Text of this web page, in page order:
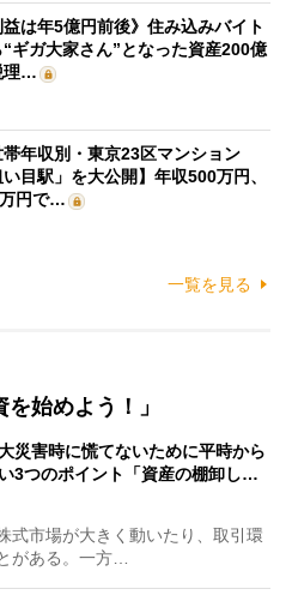
益は年5億円前後》住み込みバイト
“ギガ大家さん”となった資産200億
理…
帯年収別・東京23区マンション
い目駅」を大公開】年収500万円、
円で…
一覧を見る
始めよう！」
災害時に慌てないために平時から
3つのポイント「資産の棚卸し…
市場が大きく動いたり、取引環
がある。一方…